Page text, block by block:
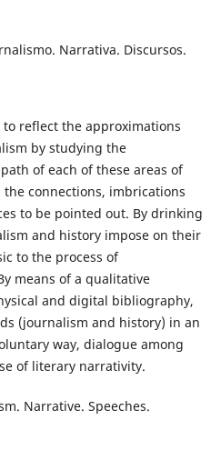
Narrativa. Discursos.
reflect the approximations
by studying the
of each of these areas of
connections, imbrications
to be pointed out. By drinking
and history impose on their
to the process of
means of a qualitative
and digital bibliography,
(journalism and history) in an
way, dialogue among
of literary narrativity.
Narrative. Speeches.